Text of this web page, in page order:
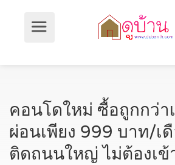
คอนโดใหม่ ซื้อถูกกว่า
ผ่อนเพียง 999 บาท/เ
ติดถนนใหญ่ ไม่ต้องเข้